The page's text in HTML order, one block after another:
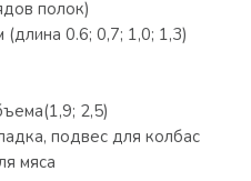
полок)
0.6; 0,7; 1,0; 1,3)
2,5)
подвес для колбас
мяса